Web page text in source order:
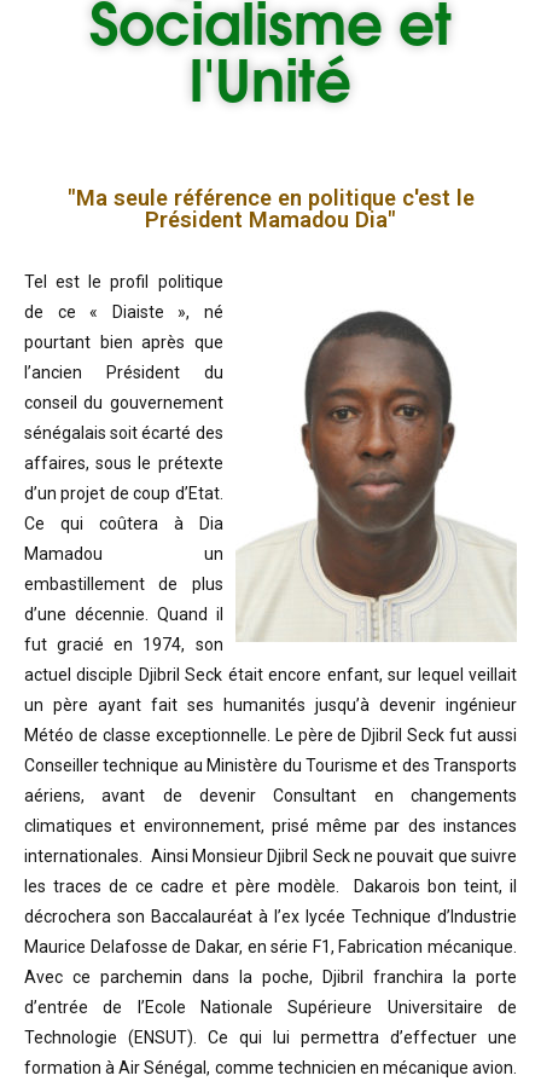
Socialisme et
l'Unité
"Ma seule référence en politique c'est le
Président Mamadou Dia"
Tel est le profil politique
de ce « Diaiste », né
pourtant bien après que
l’ancien Président du
conseil du gouvernement
sénégalais soit écarté des
affaires, sous le prétexte
d’un projet de coup d’Etat.
Ce qui coûtera à Dia
Mamadou un
embastillement de plus
d’une décennie. Quand il
fut gracié en 1974, son
actuel disciple Djibril Seck était encore enfant, sur lequel veillait
un père ayant fait ses humanités jusqu’à devenir ingénieur
Météo de classe exceptionnelle. Le père de Djibril Seck fut aussi
Conseiller technique au Ministère du Tourisme et des Transports
aériens, avant de devenir Consultant en changements
climatiques et environnement, prisé même par des instances
internationales. Ainsi Monsieur Djibril Seck ne pouvait que suivre
les traces de ce cadre et père modèle. Dakarois bon teint, il
décrochera son Baccalauréat à l’ex lycée Technique d’Industrie
Maurice Delafosse de Dakar, en série F1, Fabrication mécanique.
Avec ce parchemin dans la poche, Djibril franchira la porte
d’entrée de l’Ecole Nationale Supérieure Universitaire de
Technologie (ENSUT). Ce qui lui permettra d’effectuer une
formation à Air Sénégal, comme technicien en mécanique avion.